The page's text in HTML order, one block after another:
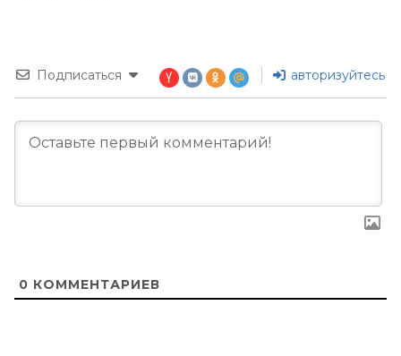
Подписаться авторизуйтесь
0 КОММЕНТАРИЕВ